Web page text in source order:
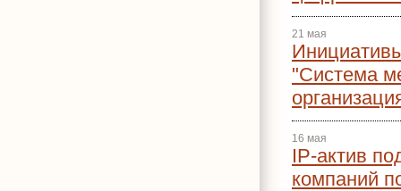
21 мая
"Система
16 мая
IP-актив
компаний